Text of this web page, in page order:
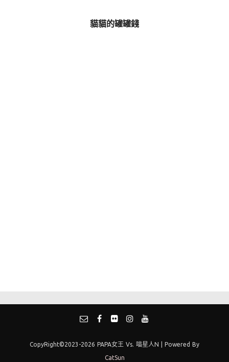
貓貓的罐罐錢
CopyRight©2023-2026 PAPA女王 Vs. 喵星人N | Powered By
CatSun